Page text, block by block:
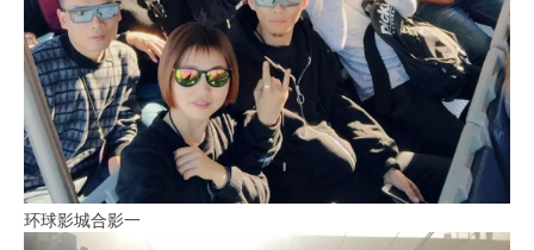
环球影城合影一